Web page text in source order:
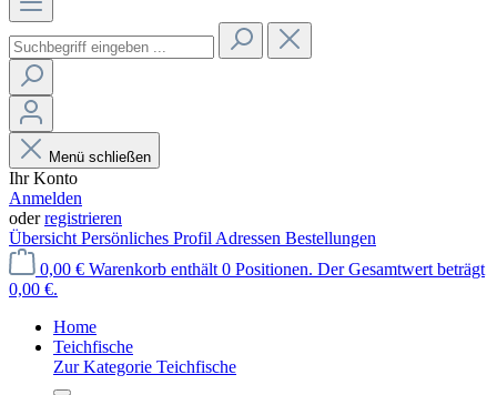
Menü schließen
Ihr Konto
Anmelden
oderregistrieren
Übersicht Persönliches Profil Adressen Bestellungen
0,00 € Warenkorb enthält 0 Positionen. Der Gesamtwert beträgt
0,00 €.
Home
Teichfische
Zur Kategorie Teichfische